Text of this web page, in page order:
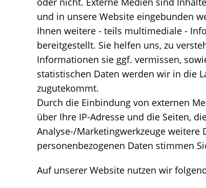
und in unsere Website eingebunden
Ihnen weitere - teils multimediale -
bereitgestellt. Sie helfen uns, zu
Informationen sie ggf. vermissen,
statistischen Daten werden wir in die
zugutekommt.
Durch die Einbindung von externen
über Ihre IP-Adresse und die Seiten,
Analyse-/Marketingwerkzeuge weitere
personenbezogenen Daten stimmen
Auf unserer Website nutzen wir